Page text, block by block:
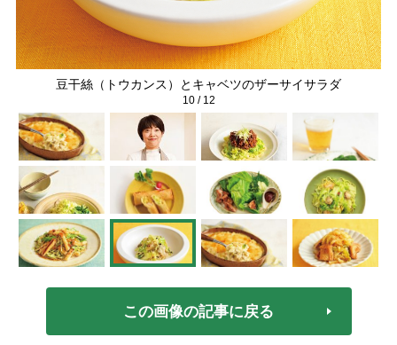
豆干絲（トウカンス）とキャベツのザーサイサラダ
10/ 12
この画像の記事に戻る